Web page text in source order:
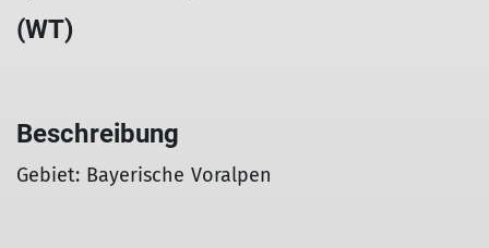
(WT)
Beschreibung
Gebiet: Bayerische Voralpen